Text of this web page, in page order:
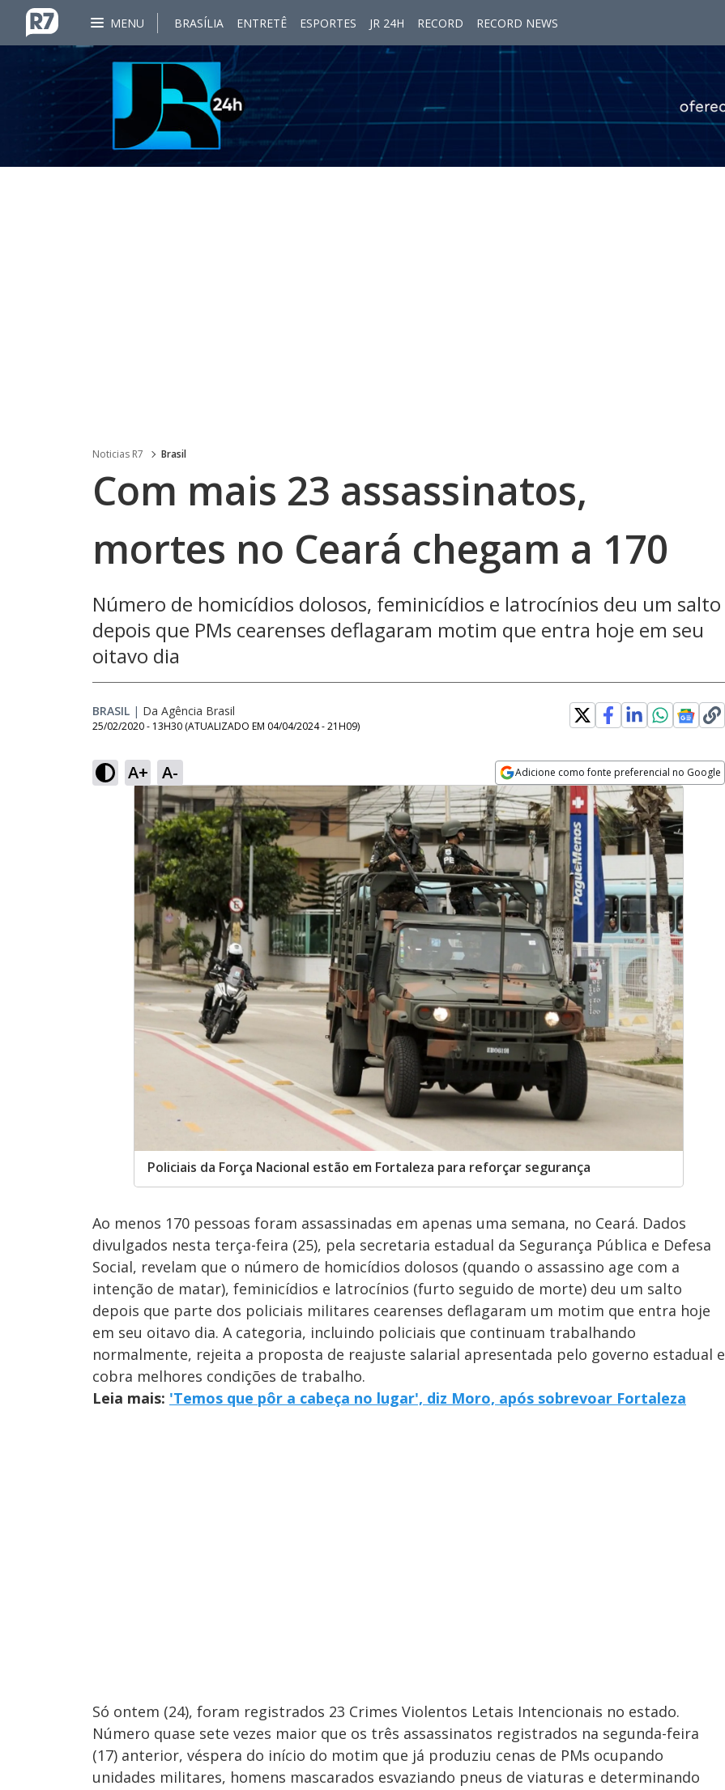
MENU BRASÍLIA ENTRETÊ ESPORTES JR 24H RECORD RECORD NEWS
Noticias R7 Brasil
Com mais 23 assassinatos,
mortes no Ceará chegam a 170
Número de homicídios dolosos, feminicídios e latrocínios deu um salto
depois que PMs cearenses deflagaram motim que entra hoje em seu
oitavo dia
BRASIL | Da Agência Brasil
25/02/2020 - 13H30 (ATUALIZADO EM 04/04/2024 - 21H09)
A+ A- Adicione como fonte preferencial no Google
Opens in new window
Policiais da Força Nacional estão em Fortaleza para reforçar segurança
Ao menos 170 pessoas foram assassinadas em apenas uma semana, no Ceará. Dados
divulgados nesta terça-feira (25), pela secretaria estadual da Segurança Pública e Defesa
Social, revelam que o número de homicídios dolosos (quando o assassino age com a
intenção de matar), feminicídios e latrocínios (furto seguido de morte) deu um salto
depois que parte dos policiais militares cearenses deflagaram um motim que entra hoje
em seu oitavo dia. A categoria, incluindo policiais que continuam trabalhando
normalmente, rejeita a proposta de reajuste salarial apresentada pelo governo estadual e
cobra melhores condições de trabalho.
Leia mais: 'Temos que pôr a cabeça no lugar', diz Moro, após sobrevoar Fortaleza
Só ontem (24), foram registrados 23 Crimes Violentos Letais Intencionais no estado.
Número quase sete vezes maior que os três assassinatos registrados na segunda-feira
(17) anterior, véspera do início do motim que já produziu cenas de PMs ocupando
unidades militares, homens mascarados esvaziando pneus de viaturas e determinando